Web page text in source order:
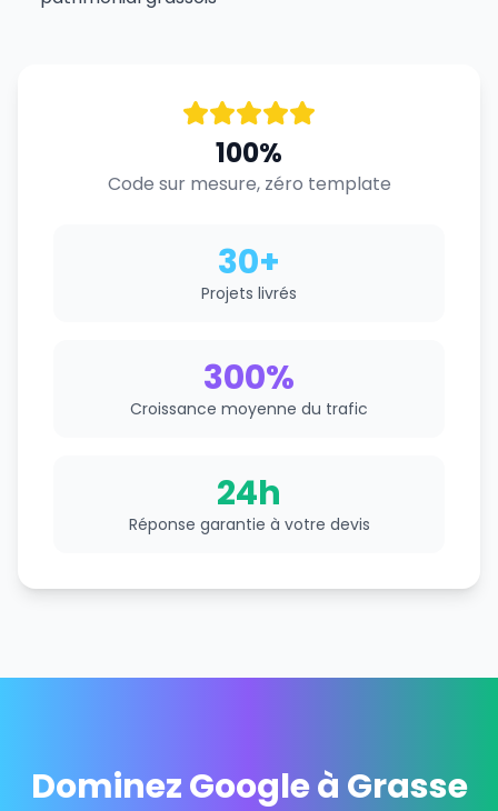
100%
Code sur mesure, zéro template
30+
Projets livrés
300%
Croissance moyenne du trafic
24h
Réponse garantie à votre devis
Dominez Google à Grasse